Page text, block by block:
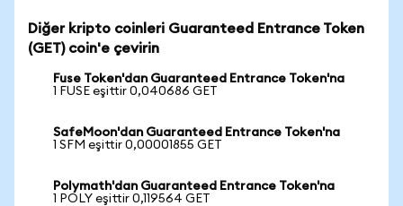
Diğer kripto coinleri Guaranteed Entrance Token
(GET) coin'e çevirin
Fuse Token'dan Guaranteed Entrance Token'na
1 FUSE eşittir 0,040686 GET
SafeMoon'dan Guaranteed Entrance Token'na
1 SFM eşittir 0,00001855 GET
Polymath'dan Guaranteed Entrance Token'na
1 POLY eşittir 0,119564 GET